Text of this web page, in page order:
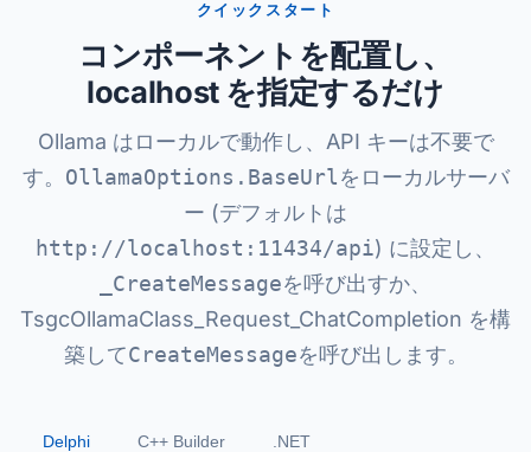
クイックスタート
コンポーネントを配置し、
localhost を指定するだけ
Ollama はローカルで動作し、API キーは不要で
す。 OllamaOptions.BaseUrlをローカルサーバ
ー (デフォルトは
http://localhost:11434/api) に設定し、
_CreateMessageを呼び出すか、
TsgcOllamaClass_Request_ChatCompletion を構
築してCreateMessageを呼び出します。
Delphi C++ Builder .NET